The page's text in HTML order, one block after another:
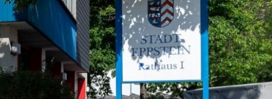
& Tourismus Wirtschaft